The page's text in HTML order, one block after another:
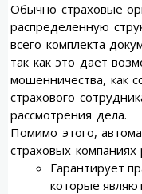
Обычно страховые
распределенную
всего комплекта
так как это дает
мошенничества, как
страхового
рассмотрения дела.
Помимо этого,
страховых
Гарантирует
которые